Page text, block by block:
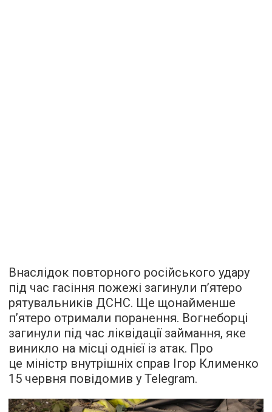
Внаслідок повторного російського удару
під час гасіння пожежі загинули п’ятеро
рятувальників ДСНС. Ще щонайменше
п’ятеро отримали поранення. Вогнеборці
загинули під час ліквідації займання, яке
виникло на місці однієї із атак. Про
це міністр внутрішніх справ Ігор Клименко
15 червня повідомив у Telegram.